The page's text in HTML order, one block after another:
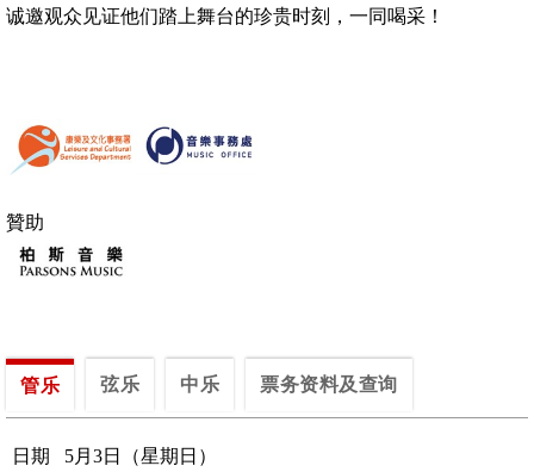
诚邀观众见证他们踏上舞台的珍贵时刻，一同喝采！
贊助
管乐 弦乐 中乐 票务资料及查询
日期
5月3日（星期日）